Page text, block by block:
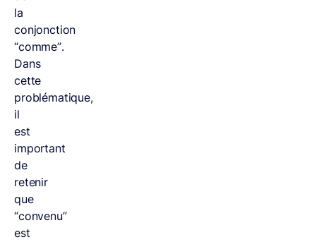
la
conjonction
“comme”.
Dans
cette
problématique,
il
est
important
de
retenir
que
“convenu”
est